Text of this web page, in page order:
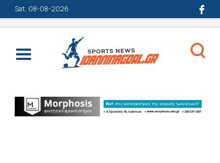
Sat, 08-08-2026